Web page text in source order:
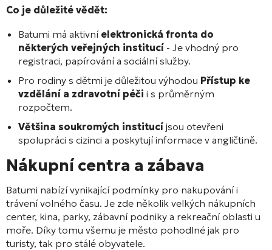
Co je důležité vědět:
Batumi má aktivní elektronická fronta do
některých veřejných institucí - Je vhodný pro
registraci, papírování a sociální služby.
Pro rodiny s dětmi je důležitou výhodou Přístup ke
vzdělání a zdravotní péči i s průměrným
rozpočtem.
Většina soukromých institucí jsou otevřeni
spolupráci s cizinci a poskytují informace v angličtině.
Nákupní centra a zábava
Batumi nabízí vynikající podmínky pro nakupování i
trávení volného času. Je zde několik velkých nákupních
center, kina, parky, zábavní podniky a rekreační oblasti u
moře. Díky tomu všemu je město pohodlné jak pro
turisty, tak pro stálé obyvatele.